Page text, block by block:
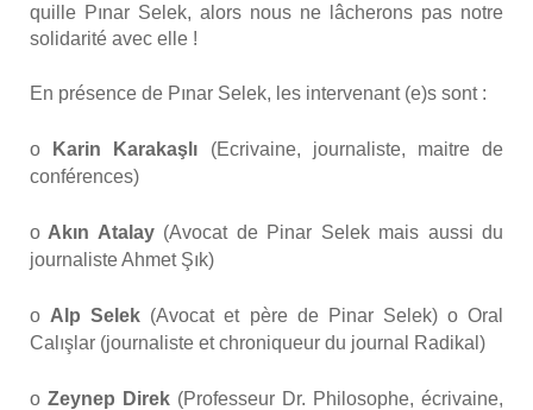
quille Pınar Selek, alors nous ne lâche­rons pas notre
soli­da­ri­té avec elle !
En pré­sence de Pınar Selek, les inter­ve­nant (e)s sont :
o Karin Kara­kaşlı (Ecri­vaine, jour­na­liste, maitre de
confé­rences)
o Akın Ata­lay (Avo­cat de Pinar Selek mais aus­si du
jour­na­liste Ahmet Şık)
o Alp Selek (Avo­cat et père de Pinar Selek) o Oral
Calış­lar (jour­na­liste et chro­ni­queur du jour­nal Radi­kal)
o Zey­nep Direk (Pro­fes­seur Dr. Phi­lo­sophe, écri­vaine,